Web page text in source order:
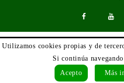
Utilizamos cookies propias y de
Si continúa
Acepto
Más